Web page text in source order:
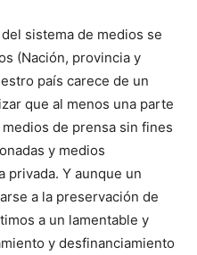
sistema de medios se
(Nación, provincia y
país carece de un
que al menos una parte
de prensa sin fines
y medios
privada. Y aunque un
a la preservación de
a un lamentable y
y desfinanciamiento